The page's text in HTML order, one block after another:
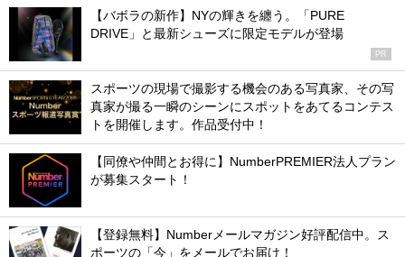
【バボラの新作】NYの輝きを纏う。「PURE
DRIVE」と最新シューズに限定モデルが登場
PR
スポーツの現場で撮影する機会のある写真家、その写
真家が撮る一瞬のシーンにスポットをあてるコンテス
トを開催します。作品受付中！
【同僚や仲間とお得に】NumberPREMIER法人プラン
が募集スタート！
【登録無料】Numberメールマガジン好評配信中。ス
ポーツの「今」をメールでお届け！